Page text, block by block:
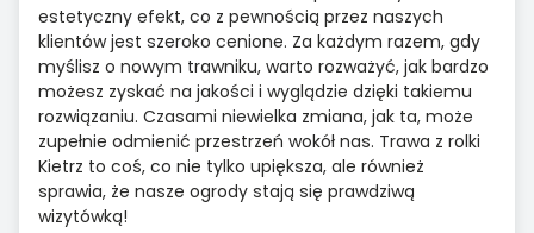
estetyczny efekt, co z pewnością przez naszych
klientów jest szeroko cenione. Za każdym razem, gdy
myślisz o nowym trawniku, warto rozważyć, jak bardzo
możesz zyskać na jakości i wyglądzie dzięki takiemu
rozwiązaniu. Czasami niewielka zmiana, jak ta, może
zupełnie odmienić przestrzeń wokół nas. Trawa z rolki
Kietrz to coś, co nie tylko upiększa, ale również
sprawia, że nasze ogrody stają się prawdziwą
wizytówką!